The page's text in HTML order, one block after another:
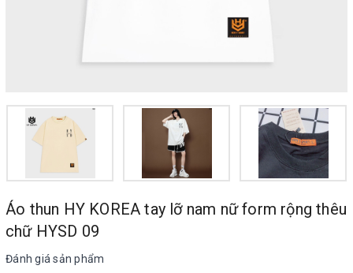
Áo thun HY KOREA tay lỡ nam nữ form rộng thêu
chữ HYSD 09
Đánh giá sản phẩm